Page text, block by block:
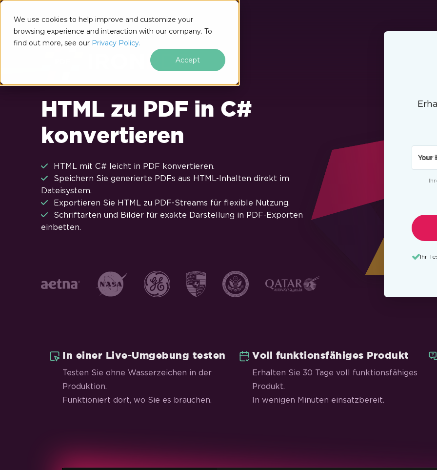
We use cookies to help improve and customize your
browsing experience and interaction with our company. To
find out more, see our Privacy Policy.
Accept
Zum Fußzeileninhalt springen
HTML zu PDF in C#
konvertieren
HTML mit C# leicht in PDF konvertieren.
Speichern Sie generierte PDFs aus HTML-Inhalten direkt im
Dateisystem.
Exportieren Sie HTML zu PDF-Streams für flexible Nutzung.
Schriftarten und Bilder für exakte Darstellung in PDF-Exporten
einbetten.
Your
Ihr
In einer Live-Umgebung testen
Testen Sie ohne Wasserzeichen in der
Produktion.
Funktioniert dort, wo Sie es brauchen.
Voll funktionsfähiges Produkt
Erhalten Sie 30 Tage voll funktionsfähiges
Produkt.
In wenigen Minuten einsatzbereit.